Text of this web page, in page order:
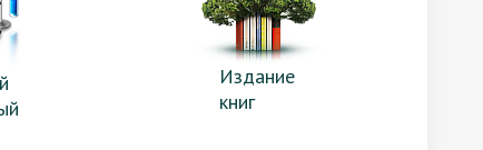
Издание
книг